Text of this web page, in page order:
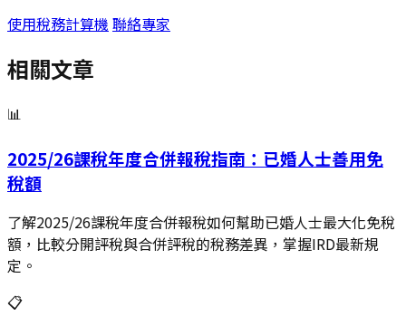
使用稅務計算機 聯絡專家
相關文章
📊
2025/26課稅年度合併報稅指南：已婚人士善用免
稅額
了解2025/26課稅年度合併報稅如何幫助已婚人士最大化免稅
額，比較分開評稅與合併評稅的稅務差異，掌握IRD最新規
定。
📋